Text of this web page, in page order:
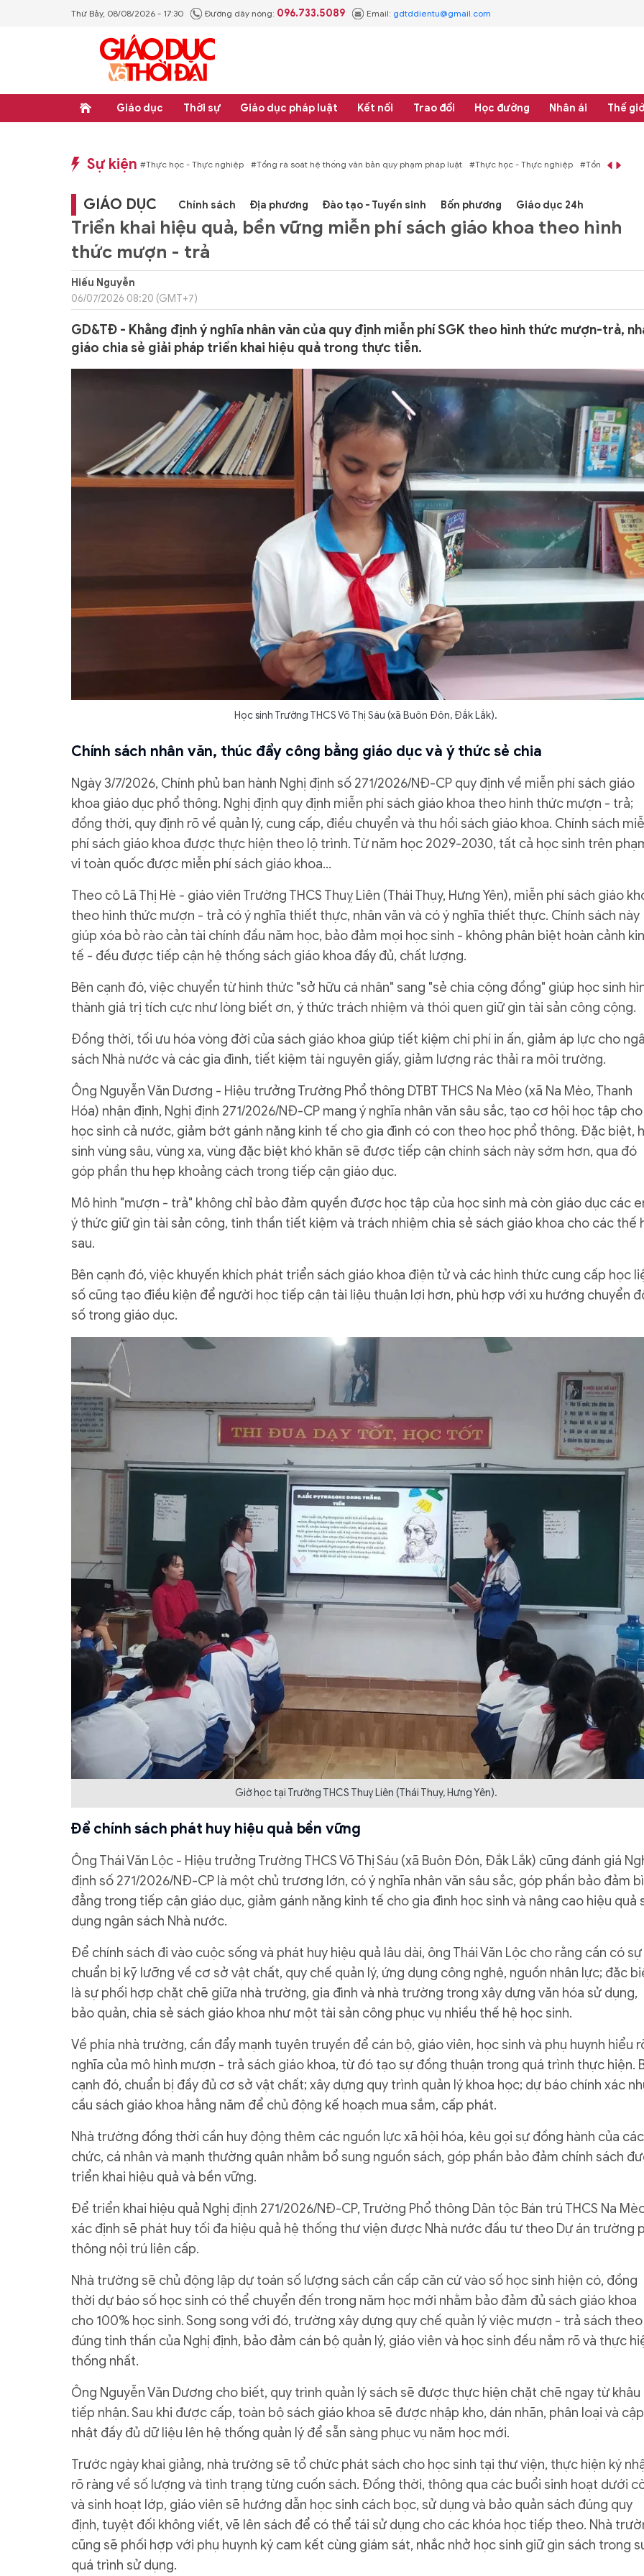
Thứ Bảy, 08/08/2026 - 17:30 Đường dây nóng: 096.733.5089 Email: gdtddientu@gmail.com
Giáo dục Thời sự Giáo dục pháp luật Kết nối Trao đổi Học đường Nhân ái Thế
Sự kiện
phạm pháp luật #Thực học - Thực nghiệp #Tổng rà soát hệ thống văn bản quy phạm pháp luật #Thực học - Thực nghiệp #Tổng rà soát hệ thống
GIÁO DỤC Chính sách Địa phương Đào tạo - Tuyển sinh Bốn phương Giáo dục 24h
Triển khai hiệu quả, bền vững miễn phí sách giáo khoa theo hình
thức mượn - trả
Hiếu Nguyễn
06/07/2026 08:20 (GMT+7)
GD&TĐ - Khẳng định ý nghĩa nhân văn của quy định miễn phí SGK theo hình thức mượn-trả,
giáo chia sẻ giải pháp triển khai hiệu quả trong thực tiễn.
Học sinh Trường THCS Võ Thị Sáu (xã Buôn Đôn, Đắk Lắk).
Chính sách nhân văn, thúc đẩy công bằng giáo dục và ý thức sẻ chia
Ngày 3/7/2026, Chính phủ ban hành Nghị định số 271/2026/NĐ-CP quy định về miễn phí sách giáo
khoa giáo dục phổ thông. Nghị định quy định miễn phí sách giáo khoa theo hình thức mượn - trả;
đồng thời, quy định rõ về quản lý, cung cấp, điều chuyển và thu hồi sách giáo khoa. Chính sách
phí sách giáo khoa được thực hiện theo lộ trình. Từ năm học 2029-2030, tất cả học sinh trên
vi toàn quốc được miễn phí sách giáo khoa…
Theo cô Lã Thị Hè - giáo viên Trường THCS Thuỵ Liên (Thái Thụy, Hưng Yên), miễn phí sách giáo
theo hình thức mượn - trả có ý nghĩa thiết thực, nhân văn và có ý nghĩa thiết thực. Chính sách này
giúp xóa bỏ rào cản tài chính đầu năm học, bảo đảm mọi học sinh - không phân biệt hoàn cảnh
tế - đều được tiếp cận hệ thống sách giáo khoa đầy đủ, chất lượng.
Bên cạnh đó, việc chuyển từ hình thức "sở hữu cá nhân" sang "sẻ chia cộng đồng" giúp học sinh
thành giá trị tích cực như lòng biết ơn, ý thức trách nhiệm và thói quen giữ gìn tài sản công cộng.
Đồng thời, tối ưu hóa vòng đời của sách giáo khoa giúp tiết kiệm chi phí in ấn, giảm áp lực cho
sách Nhà nước và các gia đình, tiết kiệm tài nguyên giấy, giảm lượng rác thải ra môi trường.
Ông Nguyễn Văn Dương - Hiệu trưởng Trường Phổ thông DTBT THCS Na Mèo (xã Na Mèo, Thanh
Hóa) nhận định, Nghị định 271/2026/NĐ-CP mang ý nghĩa nhân văn sâu sắc, tạo cơ hội học tập cho
học sinh cả nước, giảm bớt gánh nặng kinh tế cho gia đình có con theo học phổ thông. Đặc biệt,
sinh vùng sâu, vùng xa, vùng đặc biệt khó khăn sẽ được tiếp cận chính sách này sớm hơn, qua đó
góp phần thu hẹp khoảng cách trong tiếp cận giáo dục.
Mô hình "mượn - trả" không chỉ bảo đảm quyền được học tập của học sinh mà còn giáo dục các
ý thức giữ gìn tài sản công, tinh thần tiết kiệm và trách nhiệm chia sẻ sách giáo khoa cho các thế
sau.
Bên cạnh đó, việc khuyến khích phát triển sách giáo khoa điện tử và các hình thức cung cấp học
số cũng tạo điều kiện để người học tiếp cận tài liệu thuận lợi hơn, phù hợp với xu hướng chuyển
số trong giáo dục.
Giờ học tại Trường THCS Thuỵ Liên (Thái Thụy, Hưng Yên).
Để chính sách phát huy hiệu quả bền vững
Ông Thái Văn Lộc - Hiệu trưởng Trường THCS Võ Thị Sáu (xã Buôn Đôn, Đắk Lắk) cũng đánh giá
định số 271/2026/NĐ-CP là một chủ trương lớn, có ý nghĩa nhân văn sâu sắc, góp phần bảo đảm
đẳng trong tiếp cận giáo dục, giảm gánh nặng kinh tế cho gia đình học sinh và nâng cao hiệu quả
dụng ngân sách Nhà nước.
Để chính sách đi vào cuộc sống và phát huy hiệu quả lâu dài, ông Thái Văn Lộc cho rằng cần có sự
chuẩn bị kỹ lưỡng về cơ sở vật chất, quy chế quản lý, ứng dụng công nghệ, nguồn nhân lực; đặc
là sự phối hợp chặt chẽ giữa nhà trường, gia đình và nhà trường trong xây dựng văn hóa sử dụng,
bảo quản, chia sẻ sách giáo khoa như một tài sản công phục vụ nhiều thế hệ học sinh.
Về phía nhà trường, cần đẩy mạnh tuyên truyền để cán bộ, giáo viên, học sinh và phụ huynh hiểu
nghĩa của mô hình mượn - trả sách giáo khoa, từ đó tạo sự đồng thuận trong quá trình thực hiện.
cạnh đó, chuẩn bị đầy đủ cơ sở vật chất; xây dựng quy trình quản lý khoa học; dự báo chính xác
cầu sách giáo khoa hằng năm để chủ động kế hoạch mua sắm, cấp phát.
Nhà trường đồng thời cần huy động thêm các nguồn lực xã hội hóa, kêu gọi sự đồng hành của
chức, cá nhân và mạnh thường quân nhằm bổ sung nguồn sách, góp phần bảo đảm chính sách
triển khai hiệu quả và bền vững.
Để triển khai hiệu quả Nghị định 271/2026/NĐ-CP, Trường Phổ thông Dân tộc Bán trú THCS Na
xác định sẽ phát huy tối đa hiệu quả hệ thống thư viện được Nhà nước đầu tư theo Dự án trường
thông nội trú liên cấp.
Nhà trường sẽ chủ động lập dự toán số lượng sách cần cấp căn cứ vào số học sinh hiện có, đồng
thời dự báo số học sinh có thể chuyển đến trong năm học mới nhằm bảo đảm đủ sách giáo khoa
cho 100% học sinh. Song song với đó, trường xây dựng quy chế quản lý việc mượn - trả sách theo
đúng tinh thần của Nghị định, bảo đảm cán bộ quản lý, giáo viên và học sinh đều nắm rõ và thực
thống nhất.
Ông Nguyễn Văn Dương cho biết, quy trình quản lý sách sẽ được thực hiện chặt chẽ ngay từ khâu
tiếp nhận. Sau khi được cấp, toàn bộ sách giáo khoa sẽ được nhập kho, dán nhãn, phân loại và cập
nhật đầy đủ dữ liệu lên hệ thống quản lý để sẵn sàng phục vụ năm học mới.
Trước ngày khai giảng, nhà trường sẽ tổ chức phát sách cho học sinh tại thư viện, thực hiện ký
rõ ràng về số lượng và tình trạng từng cuốn sách. Đồng thời, thông qua các buổi sinh hoạt dưới
và sinh hoạt lớp, giáo viên sẽ hướng dẫn học sinh cách bọc, sử dụng và bảo quản sách đúng quy
định, tuyệt đối không viết, vẽ lên sách để có thể tái sử dụng cho các khóa học tiếp theo. Nhà
cũng sẽ phối hợp với phụ huynh ký cam kết cùng giám sát, nhắc nhở học sinh giữ gìn sách trong
quá trình sử dụng.